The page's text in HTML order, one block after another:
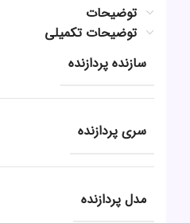
توضیحات
توضیحات تکمیلی
سازنده پردازنده
سری پردازنده
مدل پردازنده